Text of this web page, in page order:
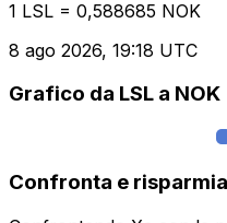
1 LSL = 0,588685 NOK
8 ago 2026, 19:18 UTC
Grafico da LSL a NOK
Confronta e risparmia